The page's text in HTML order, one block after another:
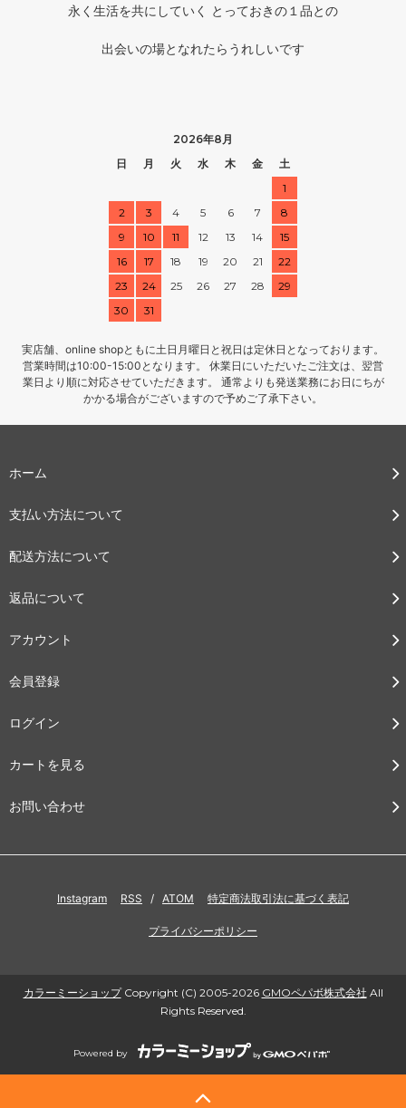
永く生活を共にしていく とっておきの１品との
出会いの場となれたらうれしいです
2026年8月
日
月 火 水 木 金
土
1
2
3 4 5 6 7
8
9
10 11 12 13 14
15
16
17 18 19 20 21
22
23
24 25 26 27 28
29
30
31
実店舗、online shopともに土日月曜日と祝日は定休日となっております。
営業時間は10:00-15:00となります。 休業日にいただいたご注文は、翌営
業日より順に対応させていただきます。 通常よりも発送業務にお日にちが
かかる場合がございますので予めご了承下さい。
ホーム
支払い方法について
配送方法について
返品について
アカウント
会員登録
ログイン
カートを見る
お問い合わせ
Instagram RSS / ATOM 特定商法取引法に基づく表記
プライバシーポリシー
カラーミーショップCopyright (C) 2005-2026 GMOペパボ株式会社 All
Rights Reserved.
Powered by